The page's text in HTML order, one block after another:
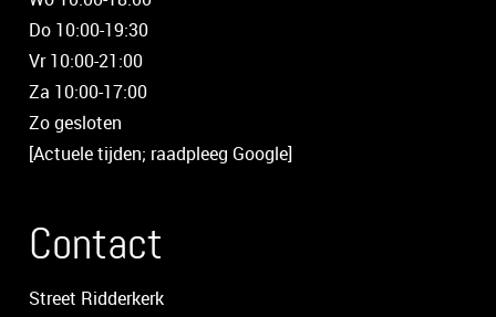
Do 10:00-19:30
Vr 10:00-21:00
Za 10:00-17:00
Zo gesloten
[Actuele tijden; raadpleeg Google]
Contact
Street Ridderkerk